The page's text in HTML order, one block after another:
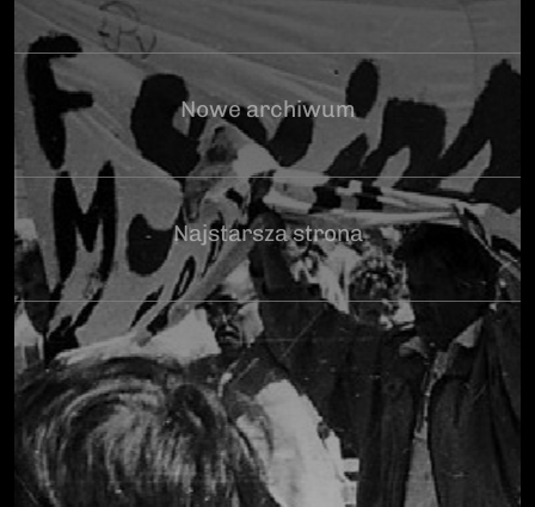
Nowe archiwum
Najstarsza strona